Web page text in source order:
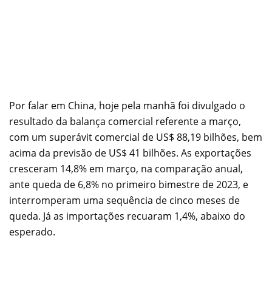
Por falar em China, hoje pela manhã foi divulgado o
resultado da balança comercial referente a março,
com um superávit comercial de US$ 88,19 bilhões, bem
acima da previsão de US$ 41 bilhões. As exportações
cresceram 14,8% em março, na comparação anual,
ante queda de 6,8% no primeiro bimestre de 2023, e
interromperam uma sequência de cinco meses de
queda. Já as importações recuaram 1,4%, abaixo do
esperado.